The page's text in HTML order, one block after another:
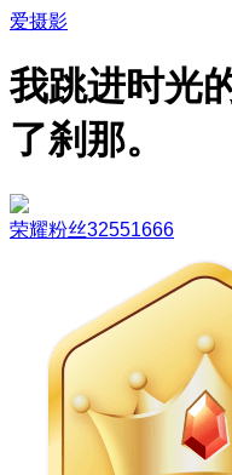
爱摄影
我跳进时光
了刹那。
荣耀粉丝32551666